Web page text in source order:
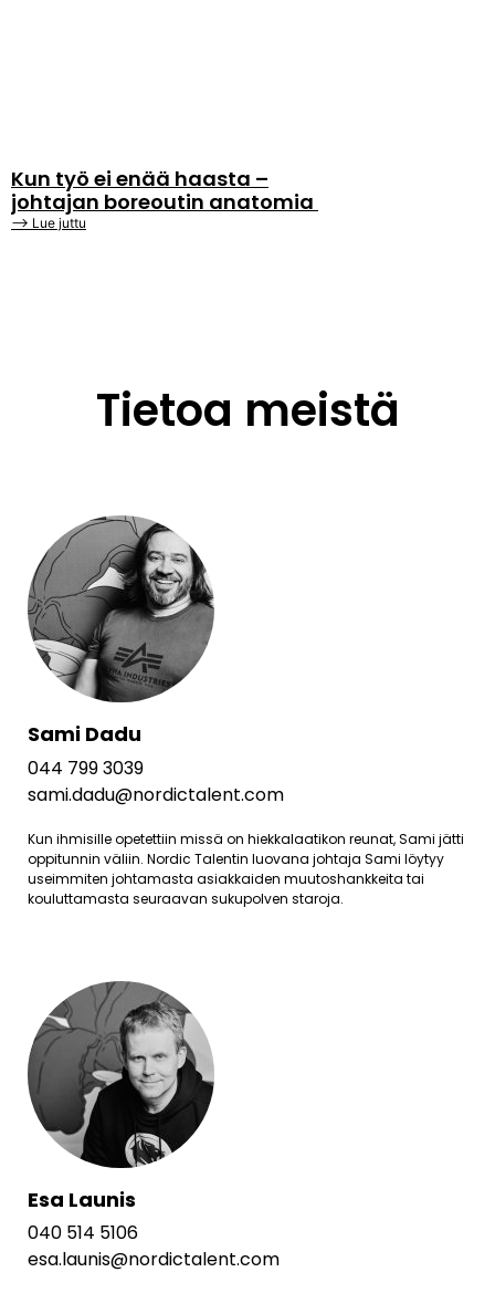
Kun työ ei enää haasta –
johtajan boreoutin anatomia
⟶ Lue juttu
Tietoa meistä
Sami Dadu
044 799 3039
sami.dadu@nordictalent.com
Kun ihmisille opetettiin missä on hiekkalaatikon reunat, Sami jätti
oppitunnin väliin. Nordic Talentin luovana johtaja Sami löytyy
useimmiten johtamasta asiakkaiden muutoshankkeita tai
kouluttamasta seuraavan sukupolven staroja.
Esa Launis
040 514 5106
esa.launis@nordictalent.com